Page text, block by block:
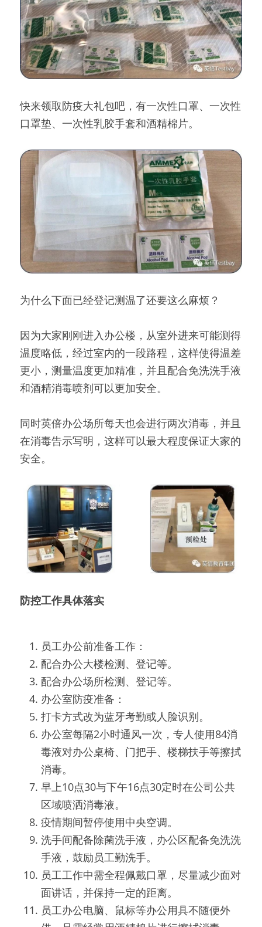
快来领取防疫大礼包吧，有一次性口罩、一次性
口罩垫、一次性乳胶手套和酒精棉片。
为什么下面已经登记测温了还要这么麻烦？
因为大家刚刚进入办公楼，从室外进来可能测得
温度略低，经过室内的一段路程，这样使得温差
更小，测量温度更加精准，并且配合免洗洗手液
和酒精消毒喷剂可以更加安全。
同时英倍办公场所每天也会进行两次消毒，并且
在消毒告示写明，这样可以最大程度保证大家的
安全。
防控工作具体落实
员工办公前准备工作：
配合办公大楼检测、登记等。
配合办公场所检测、登记等。
办公室防疫准备：
打卡方式改为蓝牙考勤或人脸识别。
办公室每隔2小时通风一次，专人使用84消
毒液对办公桌椅、门把手、楼梯扶手等擦拭
消毒。
早上10点30与下午16点30定时在公司公共
区域喷洒消毒液。
疫情期间暂停使用中央空调。
洗手间配备除菌洗手液，办公区配备免洗洗
手液，鼓励员工勤洗手。
员工工作中需全程佩戴口罩，尽量减少面对
面讲话，并保持一定的距离。
员工办公电脑、鼠标等办公用具不随便外